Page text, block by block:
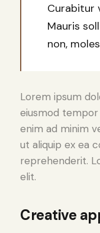
Curabitur
Mauris
non,
Lorem ipsum
eiusmod
enim ad minim
ut aliquip ex ea
reprehenderit.
elit.
Creative